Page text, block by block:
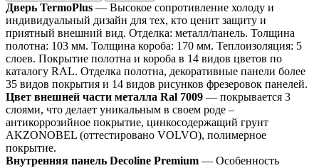
Дверь TermoPlus — Высокое сопротивление холоду и
индивидуальный дизайн для тех, кто ценит защиту и
приятный внешний вид. Отделка: металл/панель. Толщина
полотна: 103 мм. Толщина короба: 170 мм. Теплоизоляция: 5
слоев. Покрытие полотна и короба в 14 видов цветов по
каталогу RAL. Отделка полотна, декоративные панели более
35 видов покрытия и 14 видов рисунков фрезеровок панелей.
Цвет внешней части металла Ral 7009 — покрывается 3
слоями, что делает уникальным в своем роде –
антикоррозийное покрытие, цинкосодержащий грунт
AKZONOBEL (оттестировано VOLVO), полимерное
покрытие.
Внутренняя панель Decoline Premium — Особенность